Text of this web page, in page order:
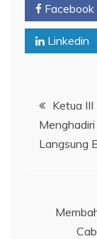
Facebook
Linkedin
Navigasi
pos
Ketua
Langsung